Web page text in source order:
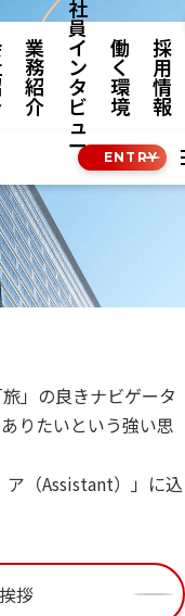
業
務
紹
介
社
員
イ
ン
タ
ビ
ュ
ー
働
く
環
境
採
用
情
報
ENTRY
」の良きナビゲータ
りたいという強い思
ア（Assistant）」に込
拶